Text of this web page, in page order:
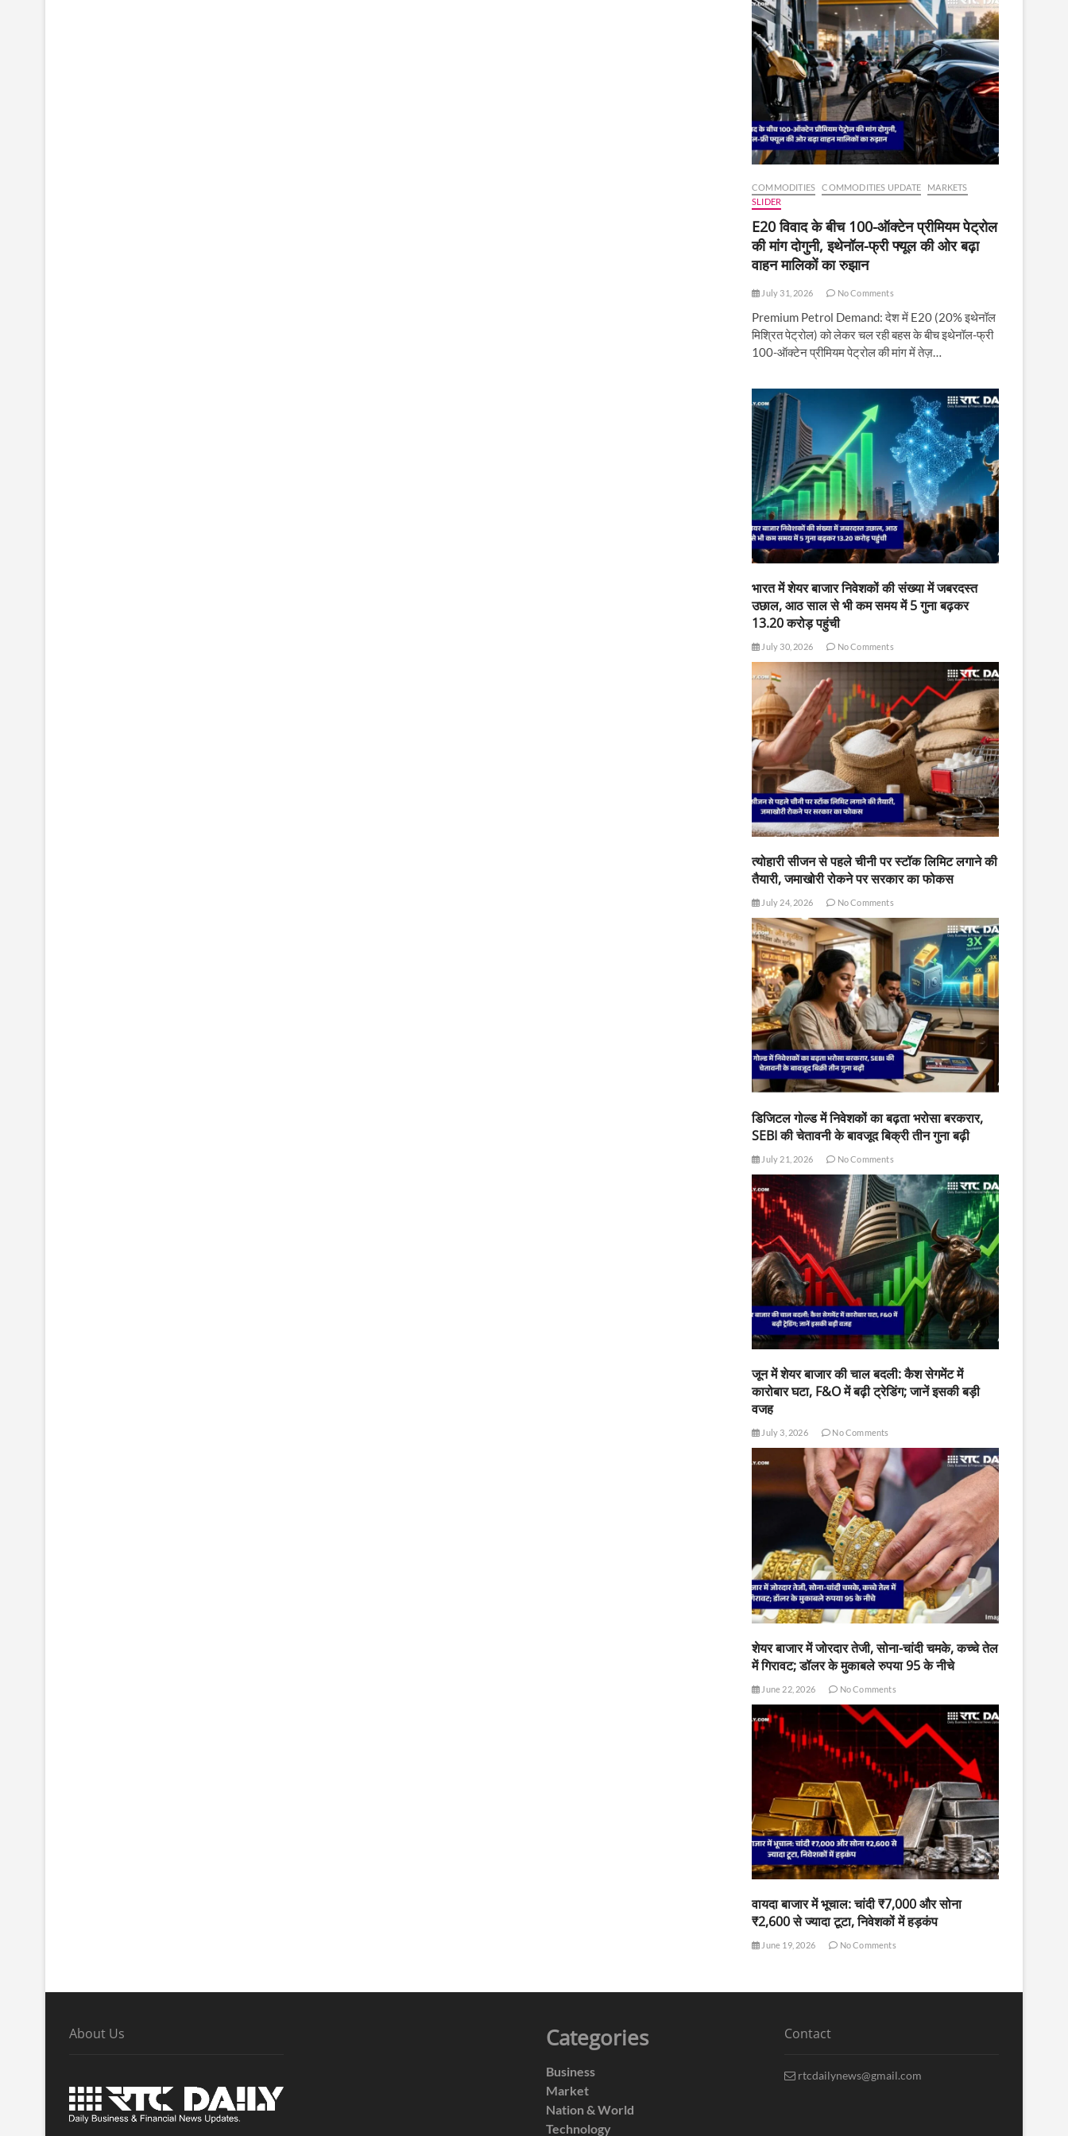
COMMODITIES COMMODITIES UPDATE
MARKETS
SLIDER
E20 विवाद के बीच 100-ऑक्टेन प्रीमियम पेट्रोल
की मांग दोगुनी, इथेनॉल-फ्री फ्यूल की ओर बढ़ा
वाहन मालिकों का रुझान
July 31, 2026 No Comments
Premium Petrol Demand: देश में E20 (20% इथेनॉल
मिश्रित पेट्रोल) को लेकर चल रही बहस के बीच इथेनॉल-फ्री
100-ऑक्टेन प्रीमियम पेट्रोल की मांग में तेज़…
भारत में शेयर बाजार निवेशकों की संख्या में जबरदस्त
उछाल, आठ साल से भी कम समय में 5 गुना बढ़कर
13.20 करोड़ पहुंची
July 30, 2026 No Comments
त्योहारी सीजन से पहले चीनी पर स्टॉक लिमिट लगाने की
तैयारी, जमाखोरी रोकने पर सरकार का फोकस
July 24, 2026 No Comments
डिजिटल गोल्ड में निवेशकों का बढ़ता भरोसा बरकरार,
SEBI की चेतावनी के बावजूद बिक्री तीन गुना बढ़ी
July 21, 2026 No Comments
जून में शेयर बाजार की चाल बदली: कैश सेगमेंट में
कारोबार घटा, F&O में बढ़ी ट्रेडिंग; जानें इसकी बड़ी
वजह
July 3, 2026 No Comments
शेयर बाजार में जोरदार तेजी, सोना-चांदी चमके, कच्चे तेल
में गिरावट; डॉलर के मुकाबले रुपया 95 के नीचे
June 22, 2026 No Comments
वायदा बाजार में भूचाल: चांदी ₹7,000 और सोना
₹2,600 से ज्यादा टूटा, निवेशकों में हड़कंप
June 19, 2026 No Comments
About Us Categories
Business
Market
Nation & World
Technology
Contact
rtcdailynews@gmail.com